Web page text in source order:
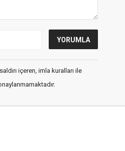
içeren, imla kuralları ile